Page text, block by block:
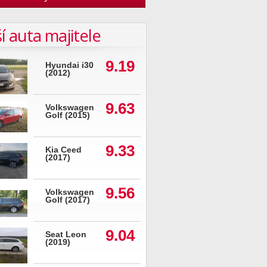
auta majitele
Hyundai i30
(2012)
9.19
Volkswagen
Golf (2015)
9.63
Kia Ceed
(2017)
9.33
Volkswagen
Golf (2017)
9.56
Seat Leon
(2019)
9.04